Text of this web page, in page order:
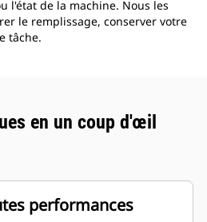
l'état de la machine. Nous les
le remplissage, conserver votre
tâche.
en un coup d'œil
performances